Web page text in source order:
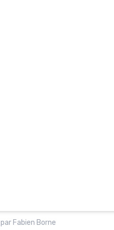
par Fabien Borne